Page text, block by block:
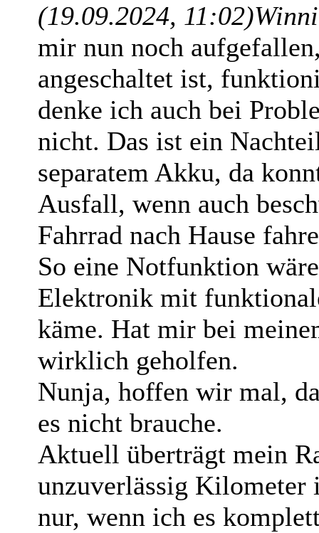
(19.09.2024, 11:02)
mir nun noch
angeschaltet ist,
denke ich auch bei
nicht. Das ist ein
separatem Akku, da
Ausfall, wenn auch
Fahrrad nach Hause
So eine Notfunktion
Elektronik mit
käme. Hat mir bei
wirklich geholfen.
Nunja, hoffen wir mal,
es nicht brauche.
Aktuell überträgt mein
unzuverlässig
nur, wenn ich es